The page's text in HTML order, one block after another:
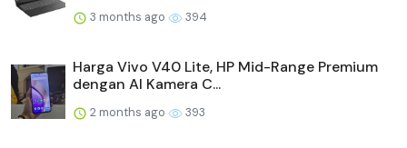
3 months ago 394
Harga Vivo V40 Lite, HP Mid-Range Premium
dengan AI Kamera C...
2 months ago 393